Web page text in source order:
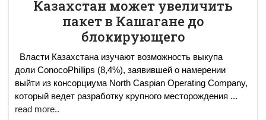
Казахстан может увеличить
пакет в Кашагане до
блокирующего
Власти Казахстана изучают возможность выкупа
доли ConocoPhillips (8,4%), заявившей о намерении
выйти из консорциума North Caspian Operating Company,
который ведет разработку крупного месторождения ...
read more..